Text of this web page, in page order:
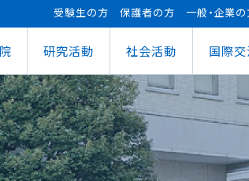
受験生の方 保護者の方 一般・企業
学祭
学科
経営情報学部
経営情報学科
研究活動
進センター
報
研究情報
AI&IoTセンター
まちづくりデザインセンタ
ウェルネス＆スポーツサ
社会活動
ロボット事業
FUTブラス
スポーツ教室
その他活動
国際交
ショナルセンター
ログラム（OCPS）
⽀援ナビ
の方へ
・説明会のお申し込み
リアセンターとの面談
付奨学⾦
教育ローン
授業料等の減免制度
医務情報
障害学⽣⽀援
寮・下宿のご案内
クラブ活動支援センター
（manaba）
テム（学外からの接続）